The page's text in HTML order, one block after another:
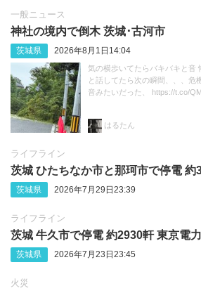
一般ニュース
神社の境内で倒木 茨城･古河市
茨城県 2026年8月1日14:04
気の横歩いてたらバキバキと音
と話してたら次の瞬間、、、危
音みたいだった、 https://t.co/
はるたん
ライフライン
茨城 ひたちなか市と那珂市で停電 約
茨城県 2026年7月29日23:39
ライフライン
茨城 牛久市で停電 約2930軒 東京電力
茨城県 2026年7月23日23:45
火災